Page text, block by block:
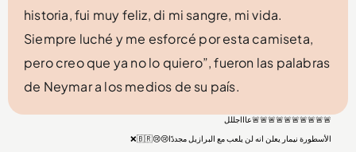
historia, fui muy feliz, di mi sangre, mi vida.
Siempre luché y me esforcé por esta camiseta,
pero creo que ya no lo quiero”, fueron las palabras
de Neymar a los medios de su país.
🚨🚨🚨🚨🚨🚨🚨🚨🚨🚨عاااجللل
الأسطورة نيمار يعلن انه لن يلعب مع البرازيل مجددًا😢😢🇧🇷❌